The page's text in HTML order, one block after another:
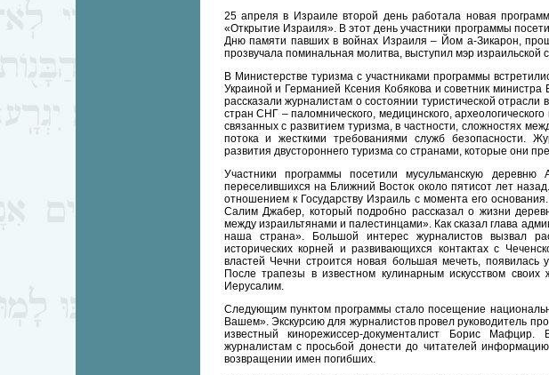
25 апреля в Израиле второй день работала новая
«Открытие Израиля». В этот день участники программы
Дню памяти павших в войнах Израиля – Йом а-Зикарон,
прозвучала поминальная молитва, выступил мэр израильской
В Министерстве туризма с участниками программы
Украиной и Германией Ксения Кобякова и советник
рассказали журналистам о состоянии туристической
стран СНГ – паломнического, медицинского,
связанных с развитием туризма, в частности, сложностях
потока и жесткими требованиями служб безопасности.
развития двустороннего туризма со странами, которые они
Участники программы посетили мусульманскую деревню
переселившихся на Ближний Восток около пятисот лет
отношением к Государству Израиль с момента его
Салим Джабер, который подробно рассказал о жизни
между израильтянами и палестинцами». Как сказал глава
наша страна». Большой интерес журналистов вызвал
исторических корней и развивающихся контактах с
властей Чечни строится новая большая мечеть,
После трапезы в известном кулинарным искусством
Иерусалим.
Следующим пунктом программы стало посещение
Вашем». Экскурсию для журналистов провел руководитель
известный кинорежиссер-документалист Борис
журналистам с просьбой донести до читателей
возвращении имен погибших.